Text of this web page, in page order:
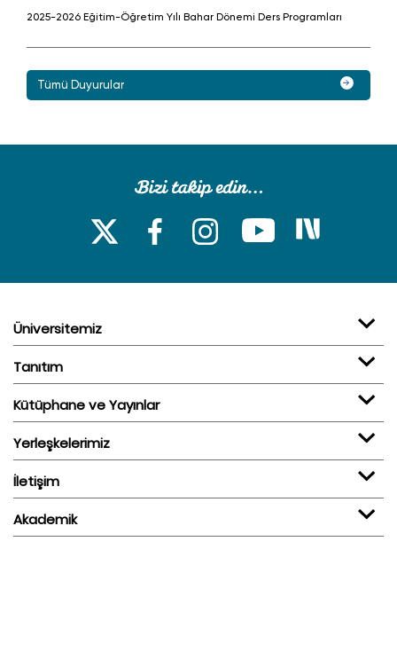
2025-2026 Eğitim-Öğretim Yılı Bahar Dönemi Ders Programları
Tümü Duyurular
Üniversitemiz
Tanıtım
Kütüphane ve Yayınlar
Yerleşkelerimiz
İletişim
Akademik